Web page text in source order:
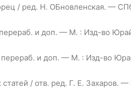
/ ред. Н. ОБновленская. —
и доп. — М. : Изд-во
перераб. и доп. — М. : Изд-во
/ отв. ред. Г. Е. Захаров.